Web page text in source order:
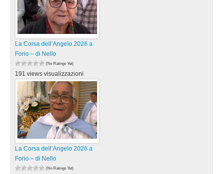
La Corsa dell’Angelo 2026 a
Forio – di Nello
(No Ratings Yet)
191 views visualizzazioni
La Corsa dell’Angelo 2026 a
Forio – di Nello
(No Ratings Yet)